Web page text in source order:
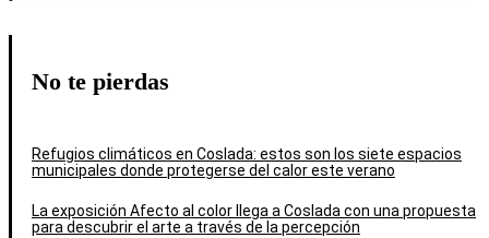
No te pierdas
Refugios climáticos en Coslada: estos son los siete espacios
municipales donde protegerse del calor este verano
La exposición Afecto al color llega a Coslada con una propuesta
para descubrir el arte a través de la percepción